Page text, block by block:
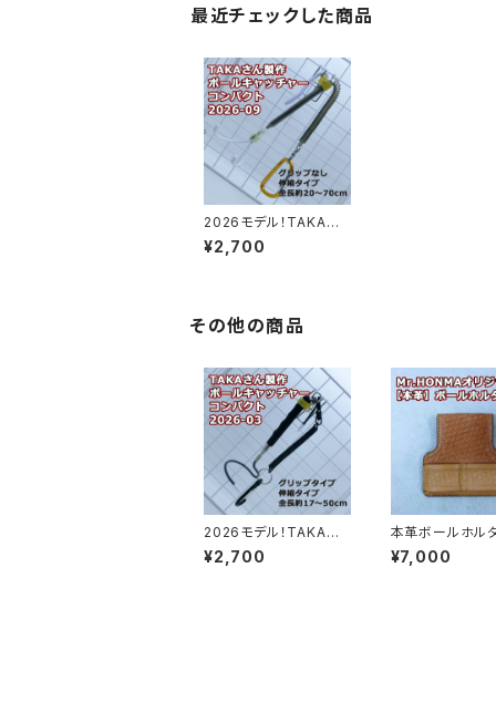
最近チェックした商品
2026モデル！TAKAさ
んオリジナルボールキャ
ッチャー09
¥2,700
その他の商品
2026モデル！TAKAさ
んオリジナルボールキャ
ッチャー03
¥2,700
本革ボールホル
ース オリジナ
メイド
¥7,000